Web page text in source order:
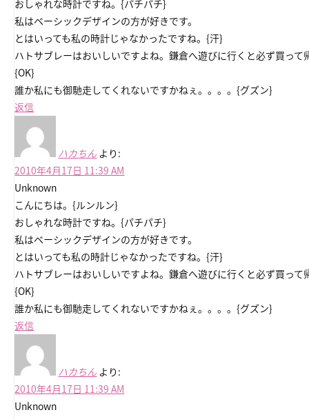
おしゃれな時計ですね。{パチパチ}
私はベーシックデザインの方が好きです。
とはいっても私の時計じゃなかったですね。{汗}
ハトサブレーはおいしいですよね。鎌倉へ遊びに行くと必ず買って
{OK}
誰か私にも御馳走してくれないですかねぇ。。。。{グズン}
返信
ハカちん より:
2010年4月17日 11:39 AM
Unknown
こんにちは。{ルンルン}
おしゃれな時計ですね。{パチパチ}
私はベーシックデザインの方が好きです。
とはいっても私の時計じゃなかったですね。{汗}
ハトサブレーはおいしいですよね。鎌倉へ遊びに行くと必ず買って
{OK}
誰か私にも御馳走してくれないですかねぇ。。。。{グズン}
返信
ハカちん より:
2010年4月17日 11:39 AM
Unknown